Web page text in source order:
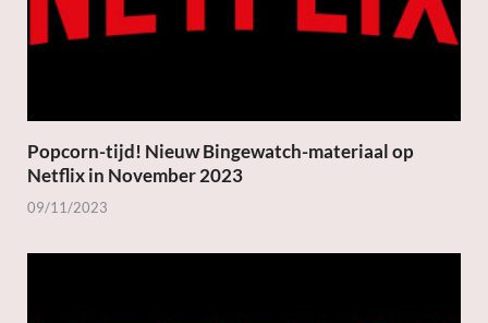
Popcorn-tijd! Nieuw Bingewatch-materiaal op
Netflix in November 2023
09/11/2023